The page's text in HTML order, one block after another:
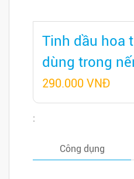
Tinh dầu hoa
dùng trong
290.000 VNĐ
:
Công dụng